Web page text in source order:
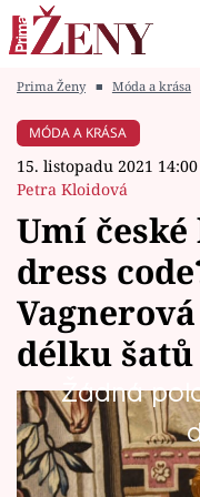
Módní alarm
Témata
Celebrity
Vztahy
Seriály
Prima Ženy ■ Móda a krása
MÓDA A KRÁSA
15. listopadu 2021 14:00
Petra Kloidová
Umí
dress
délku šatů
Žádná
Pětadvacáté
módního
se můžete